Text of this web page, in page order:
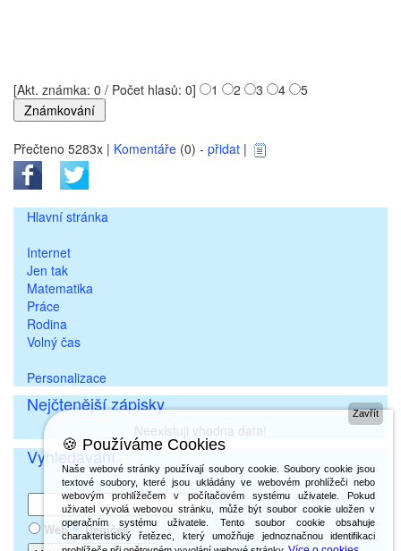
[Akt. známka: 0 / Počet hlasů: 0] 1 2 3 4 5
Přečteno 5283x | Komentáře (0) - přidat |
Hlavní stránka
Internet
Jen tak
Matematika
Práce
Rodina
Volný čas
Personalizace
Nejčtenější zápisky
Neexistuji vhodna data!
Vyhledávání
Web Deníček
Zavřít
🍪 Používáme Cookies
Naše webové stránky používají soubory cookie. Soubory cookie jsou
textové soubory, které jsou ukládány ve webovém prohlížeči nebo
webovým prohlížečem v počítačovém systému uživatele. Pokud
uživatel vyvolá webovou stránku, může být soubor cookie uložen v
operačním systému uživatele. Tento soubor cookie obsahuje
charakteristický řetězec, který umožňuje jednoznačnou identifikaci